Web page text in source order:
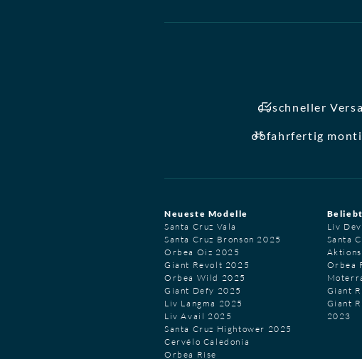
schneller
fahrfertig
Neueste Modelle
Santa Cruz Vala
Santa Cruz Bronson 2025
Orbea Oiz 2025
Giant Revolt 2025
Orbea Wild 2025
Giant Defy 2025
Liv Langma 2025
Liv Avail 2025
Santa Cruz Hightower 2025
Cervélo Caledonia
Orbea Rise
Liv
Santa
Orbea
Giant
Giant
2023